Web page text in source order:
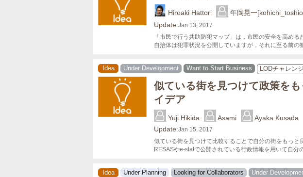
Hiroaki Hattori 年岡晃一
Update:Jan 13, 2017
「市民で行う共助防犯マップ」は，市民の安全を高める
自治体は犯罪状況を公開していますが，それに至る前
Idea Under Development Want to Start Business LODチャレン
似ている街を見つけて政策を
イデア
Yuji Hikida Asami Ayaka Kusada
Update:Jan 15, 2017
似ている街を見つけて比較することで自分の街をもっと
RESASやe-statで公開されている行政情報を用いて自
Idea Under Planning Looking for Collaborators Under